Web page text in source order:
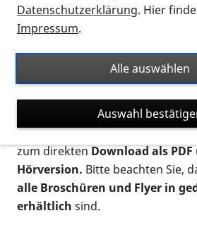
Auf dieser Seite finden Sie
Ort. Nutzen Sie den Formatfilter,
nach Flyern und Broschüren,
suchen. Die meisten Flyer und
verschiedenen Formaten
postalischen Bestellung als
zum direktenDownload als PDF
Hörversion. Bitte beachten Sie,
alle Broschüren und Flyer in
erhältlich sind.
Datenschutzerklärung. Hier
Impressum.
Alle auswählen
Auswahl